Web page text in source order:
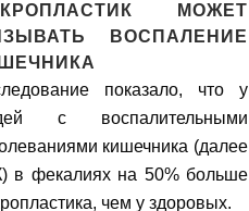
МОЖЕТ
ВОСПАЛЕНИЕ
показало, что у
с воспалительными
кишечника (далее
в фекалиях на 50% больше
чем у здоровых.